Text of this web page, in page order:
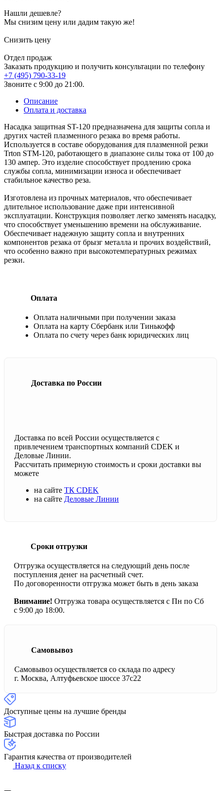
Нашли дешевле?
Мы снизим цену или дадим такую же!
Снизить цену
Отдел продаж
Заказать продукцию и получить консультации по телефону
+7 (495) 790-33-19
Звоните с 9:00 до 21:00.
Описание
Оплата и доставка
Насадка защитная ST-120 предназначена для защиты сопла и
других частей плазменного резака во время работы.
Используется в составе оборудования для плазменной резки
Trton STM-120, работающего в диапазоне силы тока от 100 до
130 ампер. Это изделие способствует продлению срока
службы сопла, минимизации износа и обеспечивает
стабильное качество реза.
Изготовлена из прочных материалов, что обеспечивает
длительное использование даже при интенсивной
эксплуатации. Конструкция позволяет легко заменять насадку,
что способствует уменьшению времени на обслуживание.
Обеспечивает надежную защиту сопла и внутренних
компонентов резака от брызг металла и прочих воздействий,
что особенно важно при высокотемпературных режимах
резки.
Оплата
Оплата наличными при получении заказа
Оплата на карту Сбербанк или Тинькофф
Оплата по счету через банк юридических лиц
Доставка по России
Доставка по всей России осуществляется с
привлечением транспортных компаний CDEK и
Деловые Линии.
Рассчитать примерную стоимость и сроки доставки вы
можете
на сайте ТК CDEK
на сайте Деловые Линии
Сроки отгрузки
Отгрузка осуществляется на следующий день после
поступления денег на расчетный счет.
По договоренности отгрузка может быть в день заказа
Внимание! Отгрузка товара осуществляется с Пн по Сб
с 9:00 до 18:00.
Самовывоз
Самовывоз осуществляется со склада по адресу
г. Москва, Алтуфьевское шоссе 37с22
Доступные цены на лучшие бренды
Быстрая доставка по России
Гарантия качества от производителей
Назад к списку